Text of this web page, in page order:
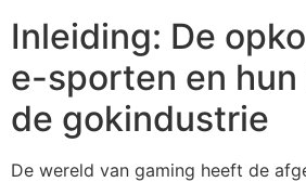
Inleiding: De
e-sporten en
de gokindustrie
De wereld van gaming heeft de